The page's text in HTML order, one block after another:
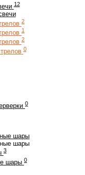
12
2
1
2
0
0
шары
шары
3
шары 0